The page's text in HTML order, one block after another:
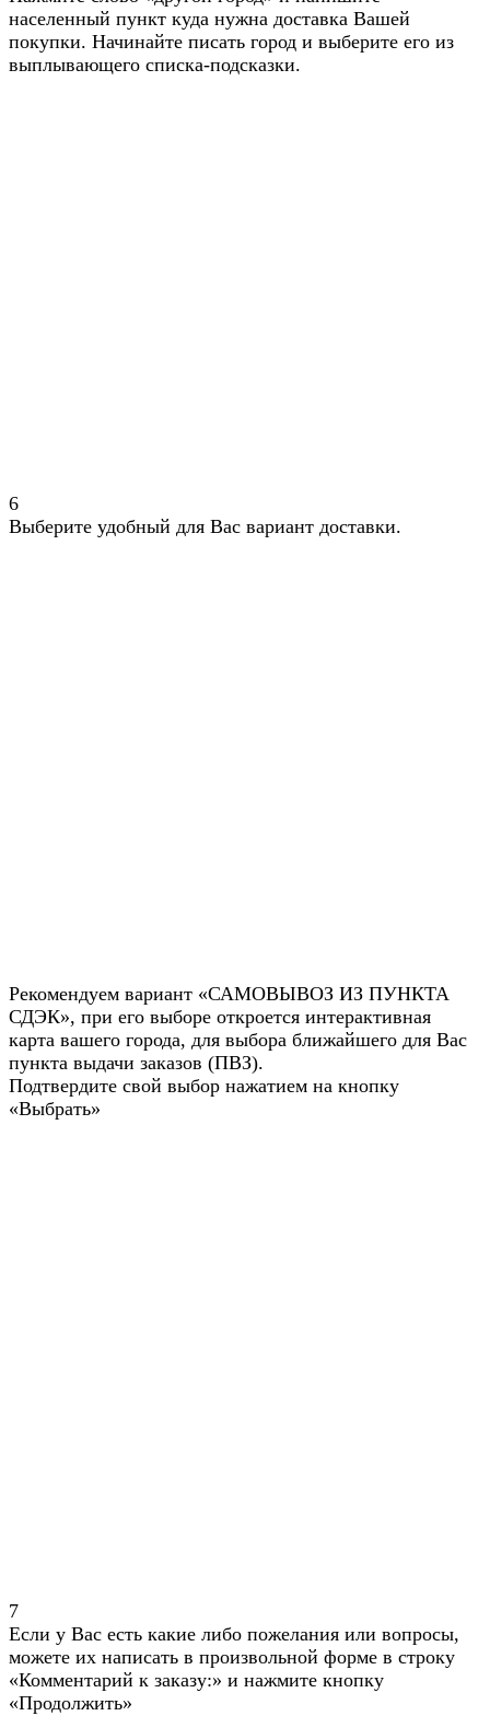
населенный пункт куда нужна доставка Вашей
покупки. Начинайте писать город и выберите его из
выплывающего списка-подсказки.
6
Выберите удобный для Вас вариант доставки.
Рекомендуем вариант «САМОВЫВОЗ ИЗ ПУНКТА
СДЭК», при его выборе откроется интерактивная
карта вашего города, для выбора ближайшего для Вас
пункта выдачи заказов (ПВЗ).
Подтвердите свой выбор нажатием на кнопку
«Выбрать»
7
Если у Вас есть какие либо пожелания или вопросы,
можете их написать в произвольной форме в строку
«Комментарий к заказу:» и нажмите кнопку
«Продолжить»